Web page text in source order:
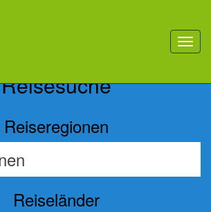
toggle
Reisesuche
Reiseregionen
Reiseländer